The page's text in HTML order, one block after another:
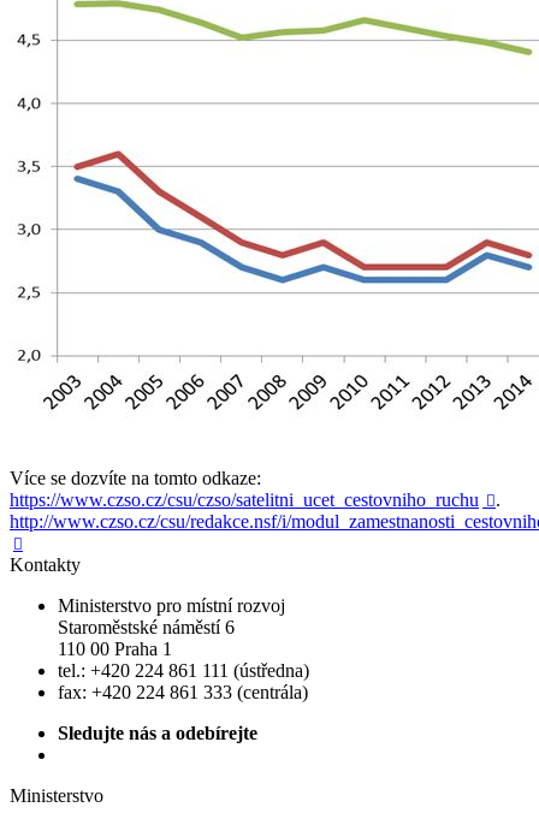
Více se dozvíte na tomto odkaze:
https://www.czso.cz/csu/czso/satelitni_ucet_cestovniho_ruchu .
http://www.czso.cz/csu/redakce.nsf/i/

Kontakty
Ministerstvo pro místní rozvoj
Staroměstské náměstí 6
110 00 Praha 1
tel.: +420 224 861 111 (ústředna)
fax: +420 224 861 333 (centrála)
Sledujte nás a odebírejte
Ministerstvo